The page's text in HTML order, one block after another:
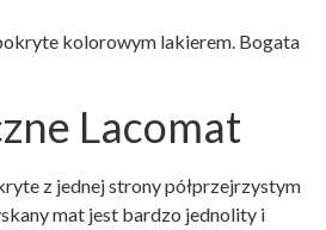
kolorowym lakierem. Bogata
Lacomat
z jednej strony półprzejrzystym
mat jest bardzo jednolity i